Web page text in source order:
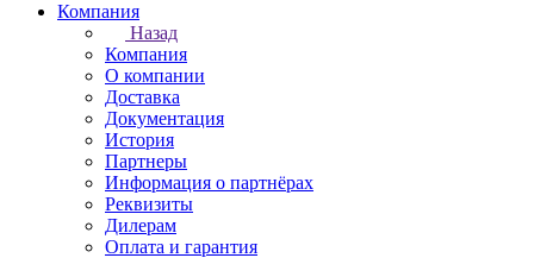
Компания
Назад
Компания
О компании
Доставка
Документация
История
Партнеры
Информация о партнёрах
Реквизиты
Дилерам
Оплата и гарантия